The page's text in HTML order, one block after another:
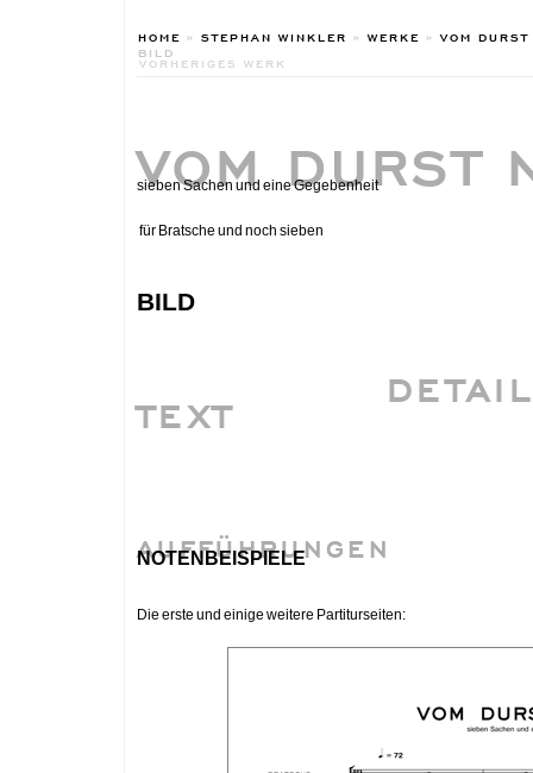
HOME » STEPHAN WINKLER »WERKE »VOM
BILD
VORHERIGES WERK
VOM DURST
sieben Sachen und eine Gegebenheit
für Bratsche und noch sieben
bild
TEXT
AUFFÜHRUNGEN
notenbeispiele
Die erste und einige weitere Partiturseiten: